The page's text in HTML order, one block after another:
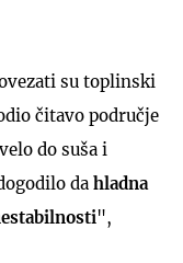
su toplinski
čitavo područje
do suša i
da hladna
",